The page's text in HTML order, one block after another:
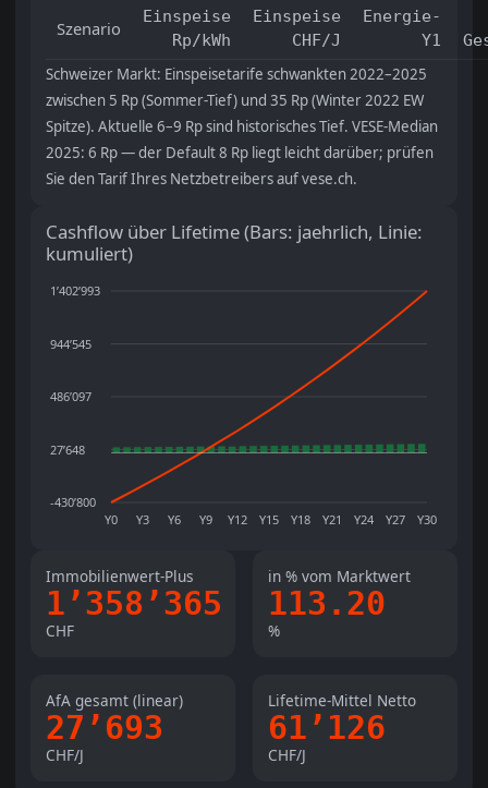
Szenario
Einspeise
Rp/kWh
Einspeise
CHF/J
Energie-
Y1
Schweizer Markt: Einspeisetarife schwankten 2022–2025
zwischen 5 Rp (Sommer-Tief) und 35 Rp (Winter 2022 EW
Spitze). Aktuelle 6–9 Rp sind historisches Tief. VESE-Median
2025: 6 Rp — der Default 8 Rp liegt leicht darüber; prüfen
Sie den Tarif Ihres Netzbetreibers auf vese.ch.
Cashflow über Lifetime (Bars: jaehrlich, Linie:
kumuliert)
Immobilienwert-Plus
1’358’365
CHF
in % vom Marktwert
113.20
%
AfA gesamt (linear)
27’693
CHF/J
Lifetime-Mittel Netto
61’126
CHF/J